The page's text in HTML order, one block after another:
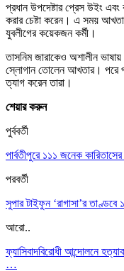
প্রধান উপদেষ্টার প্রেস উইং এবং
করার চেষ্টা করেন। এ সময়
যুবলীগের কয়েকজন কর্মী।
তাসনিম জারাকেও অশালীন ভাষায়
স্লোগান তোলেন আখতার। পরে
ত্যাগ করেন তারা।
শেয়ার করুন
পুর্ববর্তী
পার্বতীপুরে ১১১ জনেক
পরবর্তী
সুপার টাইফুন ‘রাগাসা’র
আরো..
ফ্যাসিবাদবিরোধী আন্দোলনে
…